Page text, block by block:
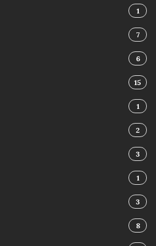
1
7
6
15
1
2
3
1
3
8